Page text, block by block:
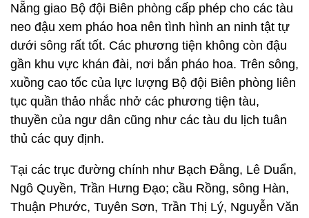
Nẵng giao Bộ đội Biên phòng cấp phép cho các tàu
neo đậu xem pháo hoa nên tình hình an ninh tật tự
dưới sông rất tốt. Các phương tiện không còn đậu
gần khu vực khán đài, nơi bắn pháo hoa. Trên sông,
xuồng cao tốc của lực lượng Bộ đội Biên phòng liên
tục quần thảo nhắc nhở các phương tiện tàu,
thuyền của ngư dân cũng như các tàu du lịch tuân
thủ các quy định.
Tại các trục đường chính như Bạch Đằng, Lê Duẩn,
Ngô Quyền, Trần Hưng Đạo; cầu Rồng, sông Hàn,
Thuận Phước, Tuyên Sơn, Trần Thị Lý, Nguyễn Văn